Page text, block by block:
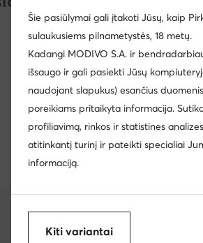
Lagaminai Šlepetės vyrams
Billabong
Batman
Paw Patrol
Ara
Šie pasiūlymai gali įtakoti Jūsų, kaip
sulaukusiems pilnametystės, 18 metų.
Kadangi MODIVO S.A. ir
išsaugo ir gali pasiekti Jūsų
naudojant slapukus) esančius
poreikiams pritaikyta informacija.
profiliavimą, rinkos ir statistines
atitinkantį turinį ir pateikti specialiai
informaciją.
Kiti variantai